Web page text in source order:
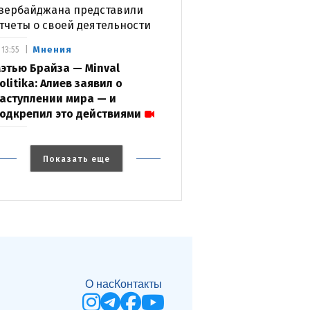
представили
о своей деятельности
Мнения
Брайза — Minval
Алиев заявил о
мира — и
это действиями
13:55
Показать еще
О насКонтакты